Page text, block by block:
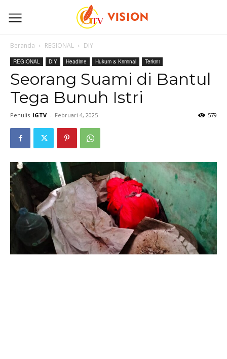
Beranda REGIONAL DIY
REGIONAL DIY Headline Hukum & Kriminal Terkini
Seorang Suami di Bantul
Tega Bunuh Istri
Penulis IGTV - Februari 4, 2025 579